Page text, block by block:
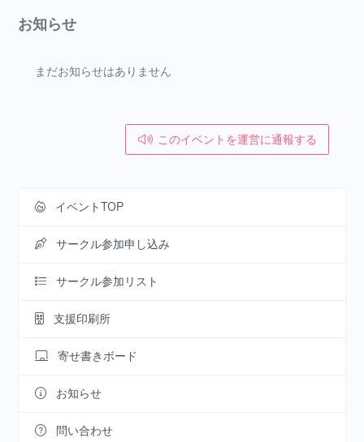
お知らせ
まだお知らせはありません
このイベントを運営に通報する
イベントTOP
サークル参加申し込み
サークル参加リスト
支援印刷所
寄せ書きボード
お知らせ
問い合わせ